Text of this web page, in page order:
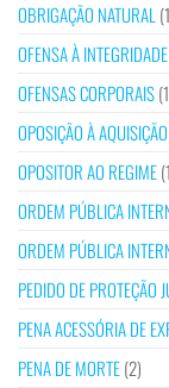
OBRIGAÇÃO NATURAL
OFENSA À
OFENSAS CORPORAIS
OPOSIÇÃO À
OPOSITOR AO REGIME
ORDEM PÚBLICA
ORDEM PÚBLICA
PEDIDO DE PROTEÇÃO
PENA ACESSÓRIA DE
PENA DE MORTE(2)